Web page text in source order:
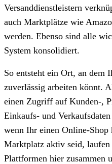
Versanddienstleistern
auch Marktplätze wie
werden. Ebenso sind alle
System konsolidiert.
So entsteht ein Ort, an dem
zuverlässig arbeiten könnt.
einen Zugriff auf Kunden-,
Einkaufs- und
wenn Ihr einen Online-Shop
Marktplatz aktiv seid, laufen
Plattformen hier zusammen